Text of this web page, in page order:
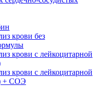
крови без
крови с лейкоцитарной
крови с лейкоцитарной
+ СОЭ